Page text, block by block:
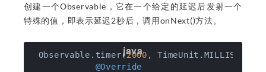
创建一个Observable，它在一个给定的延迟后发射一个
特殊的值，即表示延迟2秒后，调用onNext()方法。
Observable.timer(2000 ,
@Override